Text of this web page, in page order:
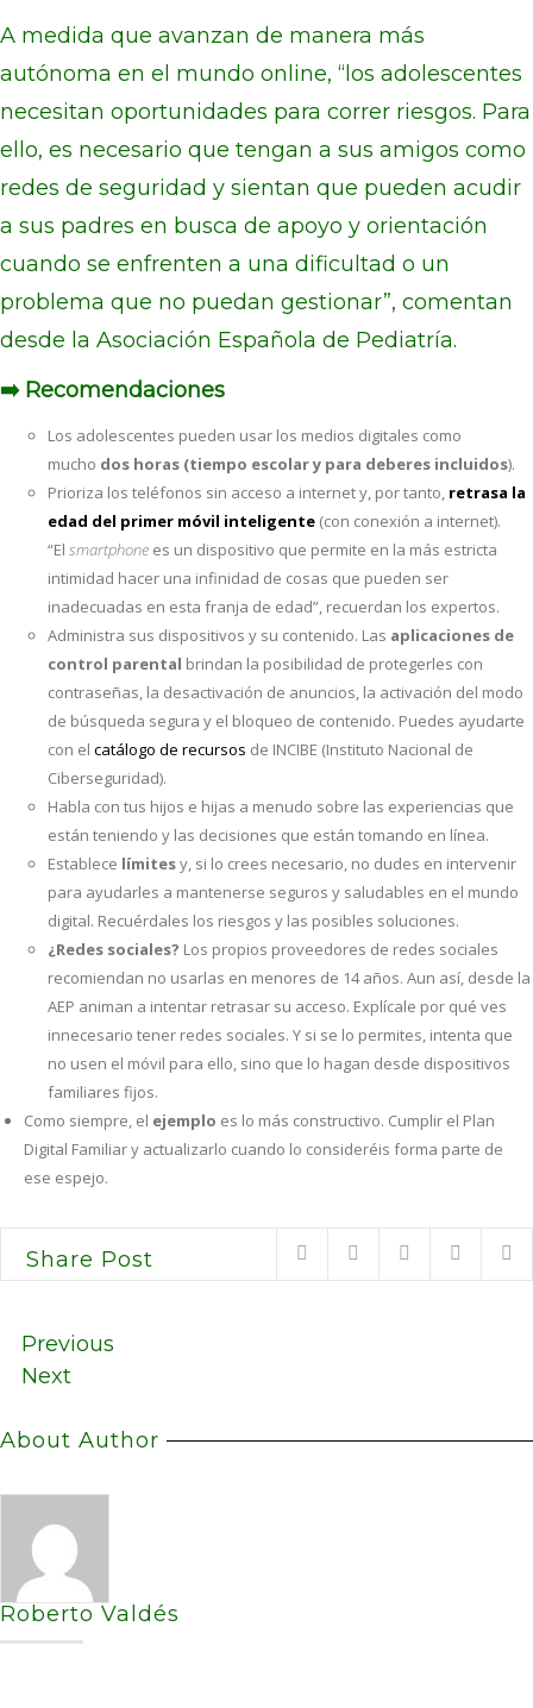
A medida que avanzan de manera más
autónoma en el mundo online, “los adolescentes
necesitan oportunidades para correr riesgos. Para
ello, es necesario que tengan a sus amigos como
redes de seguridad y sientan que pueden acudir
a sus padres en busca de apoyo y orientación
cuando se enfrenten a una dificultad o un
problema que no puedan gestionar”, comentan
desde la Asociación Española de Pediatría.
➡️ Recomendaciones
Los adolescentes pueden usar los medios digitales como
mucho dos horas (tiempo escolar y para deberes incluidos).
Prioriza los teléfonos sin acceso a internet y, por tanto, retrasa la
edad del primer móvil inteligente (con conexión a internet).
“El smartphone es un dispositivo que permite en la más estricta
intimidad hacer una infinidad de cosas que pueden ser
inadecuadas en esta franja de edad”, recuerdan los expertos.
Administra sus dispositivos y su contenido. Las aplicaciones de
control parental brindan la posibilidad de protegerles con
contraseñas, la desactivación de anuncios, la activación del modo
de búsqueda segura y el bloqueo de contenido. Puedes ayudarte
con el catálogo de recursos de INCIBE (Instituto Nacional de
Ciberseguridad).
Habla con tus hijos e hijas a menudo sobre las experiencias que
están teniendo y las decisiones que están tomando en línea.
Establece límitesy, si lo crees necesario, no dudes en intervenir
para ayudarles a mantenerse seguros y saludables en el mundo
digital. Recuérdales los riesgos y las posibles soluciones.
¿Redes sociales? Los propios proveedores de redes sociales
recomiendan no usarlas en menores de 14 años. Aun así, desde la
AEP animan a intentar retrasar su acceso. Explícale por qué ves
innecesario tener redes sociales. Y si se lo permites, intenta que
no usen el móvil para ello, sino que lo hagan desde dispositivos
familiares fijos.
Como siempre, el ejemplo es lo más constructivo. Cumplir el Plan
Digital Familiar y actualizarlo cuando lo consideréis forma parte de
ese espejo.
Share Post
Previous
Next
About Author
Roberto Valdés